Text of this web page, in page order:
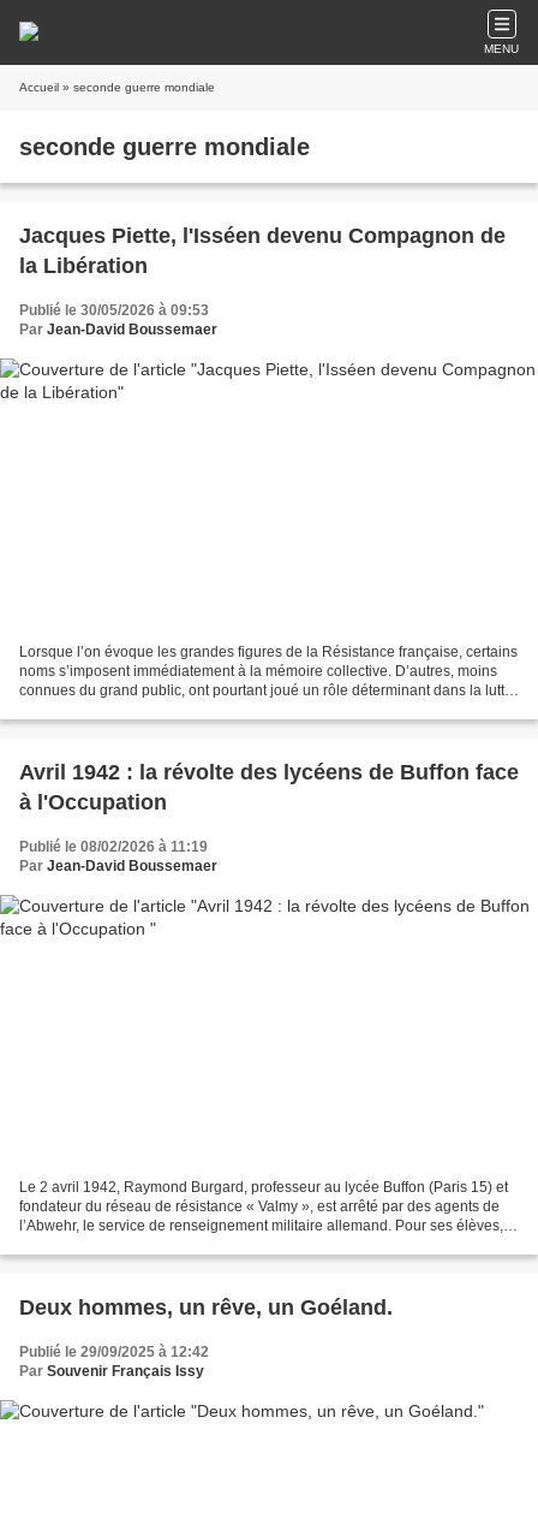
MENU
Accueil » seconde guerre mondiale
seconde guerre mondiale
Jacques Piette, l'Isséen devenu Compagnon de
la Libération
Publié le 30/05/2026 à 09:53
Par Jean-David Boussemaer
Lorsque l’on évoque les grandes figures de la Résistance française, certains
noms s’imposent immédiatement à la mémoire collective. D’autres, moins
connues du grand public, ont pourtant joué un rôle déterminant dans la lutte
Avril 1942 : la révolte des lycéens de Buffon face
à l'Occupation
Publié le 08/02/2026 à 11:19
Par Jean-David Boussemaer
Le 2 avril 1942, Raymond Burgard, professeur au lycée Buffon (Paris 15) et
fondateur du réseau de résistance « Valmy », est arrêté par des agents de
l’Abwehr, le service de renseignement militaire allemand. Pour ses élèves,
Deux hommes, un rêve, un Goéland.
Publié le 29/09/2025 à 12:42
Par Souvenir Français Issy